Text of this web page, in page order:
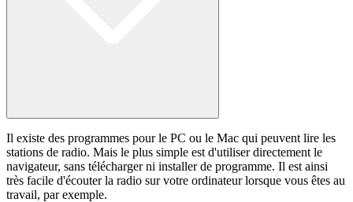
Il existe des programmes pour le PC ou le Mac qui peuvent lire les
stations de radio. Mais le plus simple est d'utiliser directement le
navigateur, sans télécharger ni installer de programme. Il est ainsi
très facile d'écouter la radio sur votre ordinateur lorsque vous êtes au
travail, par exemple.